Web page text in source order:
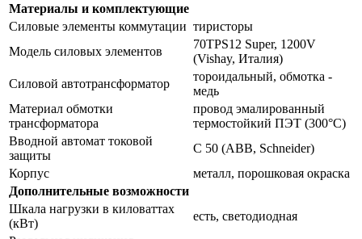
Материалы и комплектующие
Силовые элементы коммутации тиристоры
Модель силовых элементов
70TPS12 Super, 1200V
(Vishay, Италия)
Силовой автотрансформатор
тороидальный, обмотка -
медь
Материал обмотки
трансформатора
провод эмалированный
термостойкий ПЭТ (300°С)
Вводной автомат токовой
защиты
С 50 (ABB, Schneider)
Корпус
металл, порошковая окраска
Дополнительные возможности
Шкала нагрузки в киловаттах
(кВт)
есть, светодиодная